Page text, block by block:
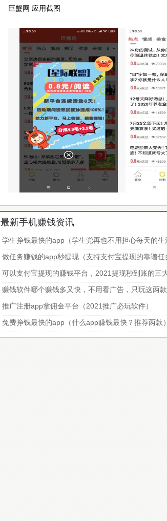
巨蟹网 应用截图
最新手机赚钱资讯
学生挣钱最快的app（学生党再也不用担心每天的生
做任务赚钱的app秒提现（支持支付宝提现的靠谱任
可以支付宝提现的赚钱平台，2021提现秒到账的三
赚钱软件哪个赚钱多又快，不用看广告，只玩这两款
推广注册app拿佣金平台（2021推广必玩软件）
免费挣钱最快的app（什么app赚钱最快？推荐两款）